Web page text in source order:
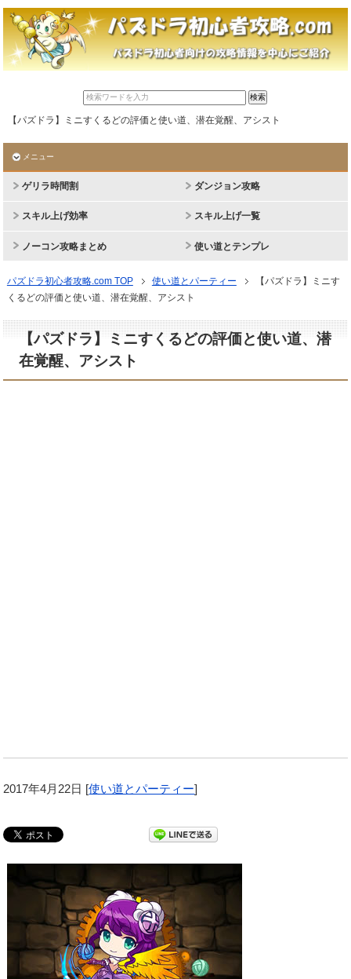
【パズドラ】ミニすくるどの評価と使い道、潜在覚醒、アシスト
メニュー
ゲリラ時間割 ダンジョン攻略
スキル上げ効率 スキル上げ一覧
ノーコン攻略まとめ 使い道とテンプレ
パズドラ初心者攻略.com TOP 使い道とパーティー
【パズドラ】ミニす
くるどの評価と使い道、潜在覚醒、アシスト
【パズドラ】ミニすくるどの評価と使い道、潜
在覚醒、アシスト
2017年4月22日 [使い道とパーティー]